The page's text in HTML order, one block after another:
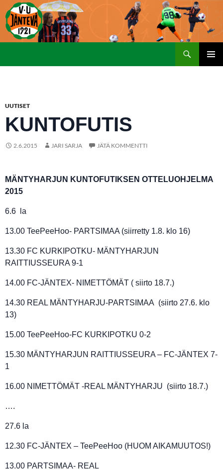
UUTISET
KUNTOFUTIS
2.6.2015 JARI SARJA JÄTÄ KOMMENTTI
MÄNTYHARJUN KUNTOFUTIKSEN OTTELUOHJELMA
2015
6.6 la
13.00 TeePeeHoo- PARTSIMAA (siirretty 1.8. klo 16)
13.30 FC KURKIPOTKU- MÄNTYHARJUN
RAITTIUSSEURA 9-1
14.00 FC-JÄNTEX- NIMETTÖMÄT ( siirto 18.7.)
14.30 REAL MÄNTYHARJU-PARTSIMAA (siirto 27.6. klo
13)
15.00 TeePeeHoo-FC KURKIPOTKU 0-2
15.30 MÄNTYHARJUN RAITTIUSSEURA – FC-JÄNTEX 7-
1
16.00 NIMETTÖMÄT -REAL MÄNTYHARJU (siirto 18.7.)
….
27.6 la
12.30 FC-JÄNTEX – TeePeeHoo (HUOM AIKAMUUTOS!)
13.00 PARTSIMAA- REAL